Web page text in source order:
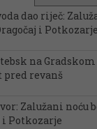
dao riječ:
i Potkozarje
na
pred revanš
Zalužani noću
Potkozarje